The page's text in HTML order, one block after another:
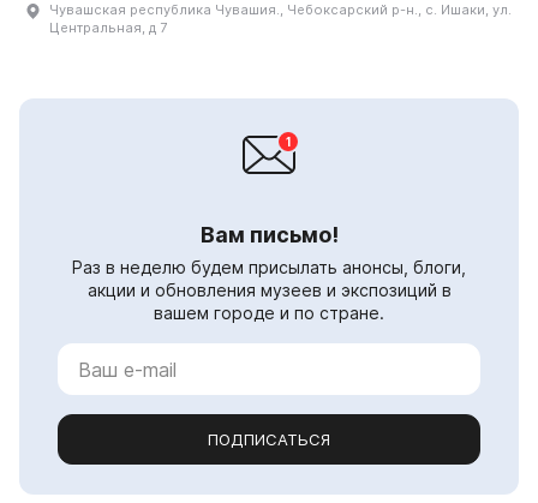
Чувашская республика Чувашия., Чебоксарский р-н., с. Ишаки, ул.
Центральная, д 7
Вам письмо!
Раз в неделю будем присылать анонсы, блоги,
акции и обновления музеев и экспозиций в
вашем городе и по стране.
ПОДПИСАТЬСЯ